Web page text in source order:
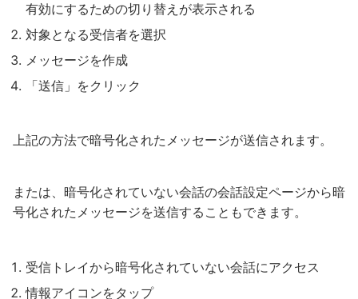
有効にするための切り替えが表示される
対象となる受信者を選択
メッセージを作成
「送信」をクリック
上記の方法で暗号化されたメッセージが送信されます。
または、暗号化されていない会話の会話設定ページから暗
号化されたメッセージを送信することもできます。
受信トレイから暗号化されていない会話にアクセス
情報アイコンをタップ